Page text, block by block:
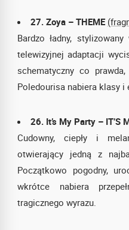
27. Zoya – THEME
Bardzo ładny,
telewizyjnej adaptacji
schematyczny co
Poledourisa nabiera klasy i
26. It’s My Party – IT’S
Cudowny, ciepły i
otwierający jedną z
Początkowo pogodny,
wkrótce nabiera
tragicznego wyrazu.